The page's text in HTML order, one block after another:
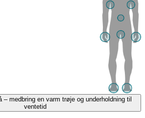
medbring en varm trøje og underholdning til
ventetid